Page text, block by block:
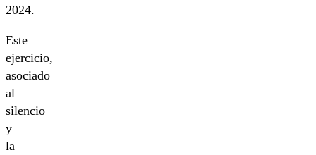
2024.
Este
ejercicio,
asociado
al
silencio
y
la